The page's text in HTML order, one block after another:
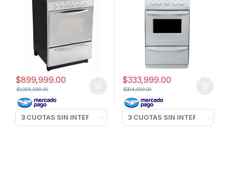
$899,999.00
$1,055,999.00
$333,999.00
$394,999.00